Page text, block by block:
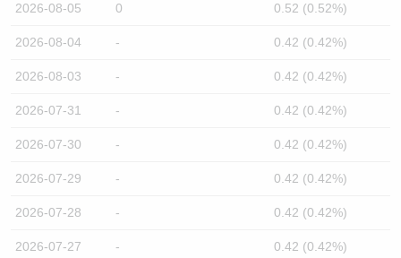
2026-08-05 0 0.52 (0.52%)
2026-08-04 - 0.42 (0.42%)
2026-08-03 - 0.42 (0.42%)
2026-07-31 - 0.42 (0.42%)
2026-07-30 - 0.42 (0.42%)
2026-07-29 - 0.42 (0.42%)
2026-07-28 - 0.42 (0.42%)
2026-07-27 - 0.42 (0.42%)